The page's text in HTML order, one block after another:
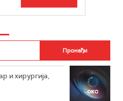
РТС ЖИВОТ
ИНФО
и хирургија,